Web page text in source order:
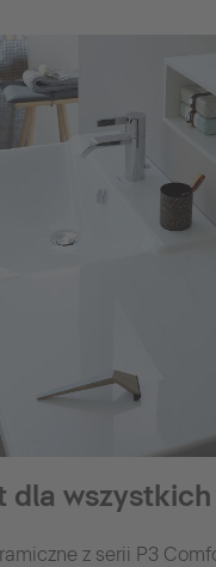
dla wszystkich
z serii P3